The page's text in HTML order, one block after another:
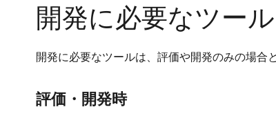
開発に必要なツール
開発に必要なツールは、評価や開発のみの場合
評価・開発時